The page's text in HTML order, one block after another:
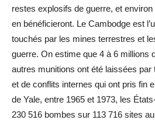
restes explosifs de guerre, et
en bénéficieront. Le Cambodge est
touchés par les mines terrestres et
guerre. On estime que 4 à 6 millions
autres munitions ont été laissées
et de conflits internes qui ont pris fin
de Yale, entre 1965 et 1973, les
230 516 bombes sur 113 716 sites